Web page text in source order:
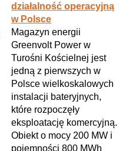
działalność operacyjną
w Polsce
Magazyn energii
Greenvolt Power w
Turośni Kościelnej jest
jedną z pierwszych w
Polsce wielkoskalowych
instalacji bateryjnych,
które rozpoczęły
eksploatację komercyjną.
Obiekt o mocy 200 MW i
pojemności 800 MWh